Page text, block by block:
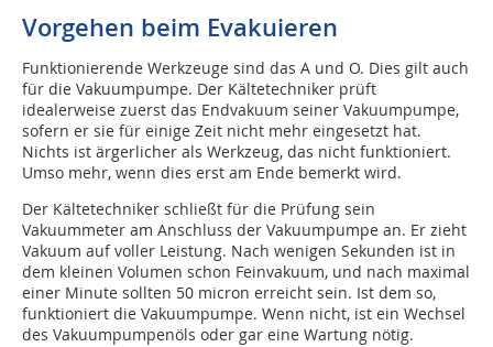
Vorgehen beim Evakuieren
Funktionierende Werkzeuge sind das A und O. Dies gilt auch
für die Vakuumpumpe. Der Kältetechniker prüft
idealerweise zuerst das Endvakuum seiner Vakuumpumpe,
sofern er sie für einige Zeit nicht mehr eingesetzt hat.
Nichts ist ärgerlicher als Werkzeug, das nicht funktioniert.
Umso mehr, wenn dies erst am Ende bemerkt wird.
Der Kältetechniker schließt für die Prüfung sein
Vakuummeter am Anschluss der Vakuumpumpe an. Er zieht
Vakuum auf voller Leistung. Nach wenigen Sekunden ist in
dem kleinen Volumen schon Feinvakuum, und nach maximal
einer Minute sollten 50 micron erreicht sein. Ist dem so,
funktioniert die Vakuumpumpe. Wenn nicht, ist ein Wechsel
des Vakuumpumpenöls oder gar eine Wartung nötig.